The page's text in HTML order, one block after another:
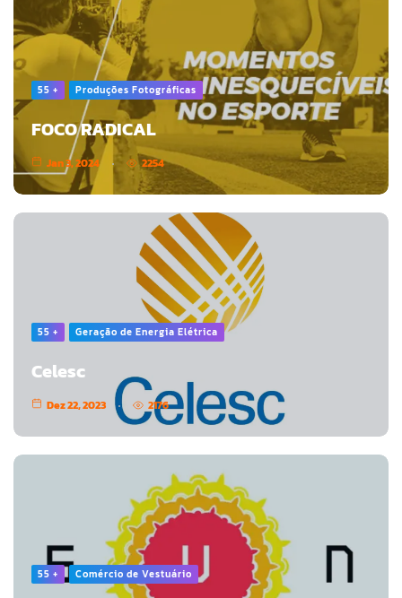
55 + Produções Fotográficas
FOCO RADICAL
Jan 3, 2024 2254
55 + Geração de Energia Elétrica
Celesc
Dez 22, 2023 2176
55 + Comércio de Vestuário